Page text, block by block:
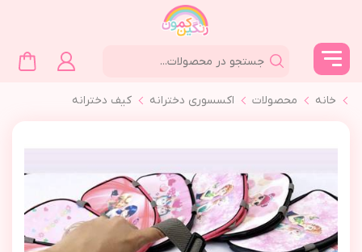
خانه محصولات اکسسوری دخترانه کیف دخترانه